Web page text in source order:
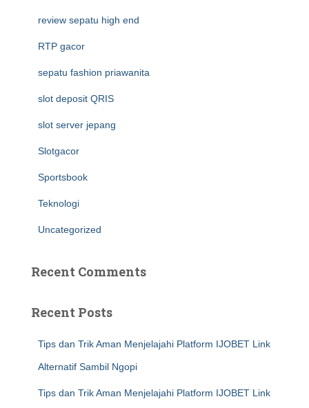
review sepatu high end
RTP gacor
sepatu fashion priawanita
slot deposit QRIS
slot server jepang
Slotgacor
Sportsbook
Teknologi
Uncategorized
Recent Comments
Recent Posts
Tips dan Trik Aman Menjelajahi Platform IJOBET Link
Alternatif Sambil Ngopi
Tips dan Trik Aman Menjelajahi Platform IJOBET Link